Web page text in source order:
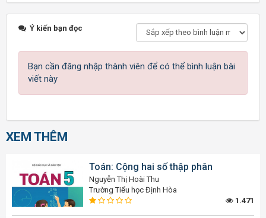
Ý kiến bạn đọc
Bạn cần đăng nhập thành viên để có thể bình luận bài
viết này
XEM THÊM
Toán: Cộng hai số thập phân
Nguyễn Thị Hoài Thu
Trường Tiểu học Định Hòa
1.471